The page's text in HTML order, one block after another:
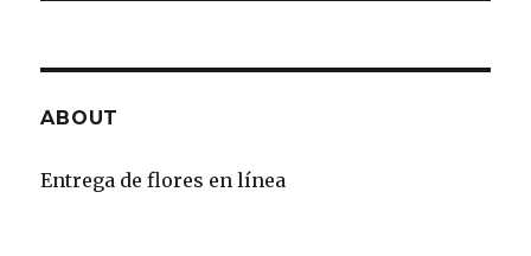
ABOUT
Entrega de flores en línea